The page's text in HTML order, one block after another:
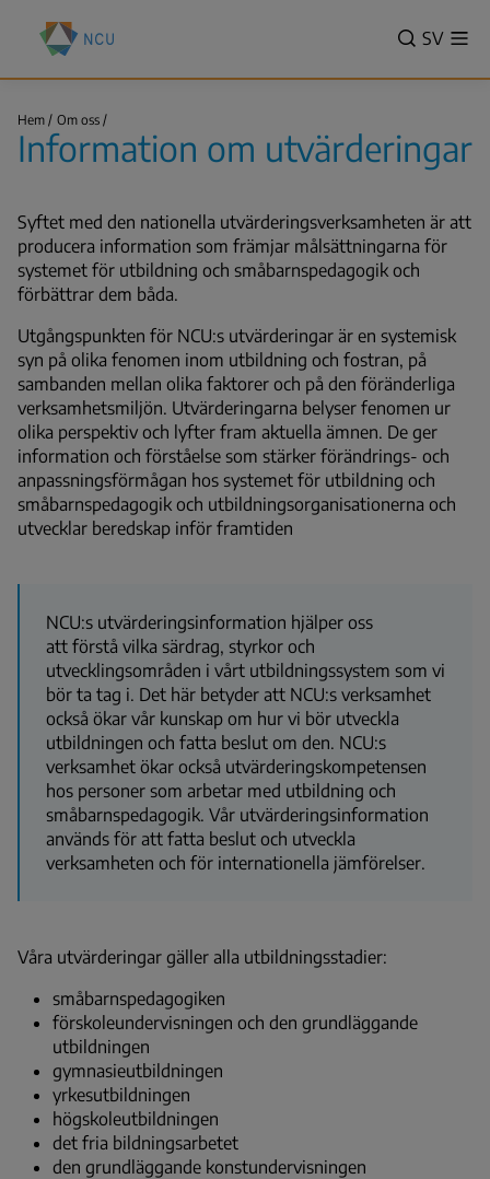
huvudinnehåll
Nationella
centret
för
(NCU)
VALITSE
VÄLJ
SPRÅK
SPRÅK
SV
Länkstig
Hem Om oss
utvärderingar
Information om utvärderingar
Syftet med den nationella utvärderingsverksamheten är att
producera information som främjar målsättningarna för
systemet för utbildning och småbarnspedagogik och
förbättrar dem båda.
Utgångspunkten för NCU:s utvärderingar är en systemisk
syn på olika fenomen inom utbildning och fostran, på
sambanden mellan olika faktorer och på den föränderliga
verksamhetsmiljön. Utvärderingarna belyser fenomen ur
olika perspektiv och lyfter fram aktuella ämnen. De ger
information och förståelse som stärker förändrings- och
anpassningsförmågan hos systemet för utbildning och
småbarnspedagogik och utbildningsorganisationerna och
utvecklar beredskap inför framtiden
NCU:s utvärderingsinformation hjälper oss
att förstå vilka särdrag, styrkor och
utvecklingsområden i vårt utbildningssystem som vi
bör ta tag i. Det här betyder att NCU:s verksamhet
också ökar vår kunskap om hur vi bör utveckla
utbildningen och fatta beslut om den. NCU:s
verksamhet ökar också utvärderingskompetensen
hos personer som arbetar med utbildning och
småbarnspedagogik. Vår utvärderingsinformation
används för att fatta beslut och utveckla
verksamheten och för internationella jämförelser.
Våra utvärderingar gäller alla utbildningsstadier:
småbarnspedagogiken
förskoleundervisningen och den grundläggande
utbildningen
gymnasieutbildningen
yrkesutbildningen
högskoleutbildningen
det fria bildningsarbetet
den grundläggande konstundervisningen